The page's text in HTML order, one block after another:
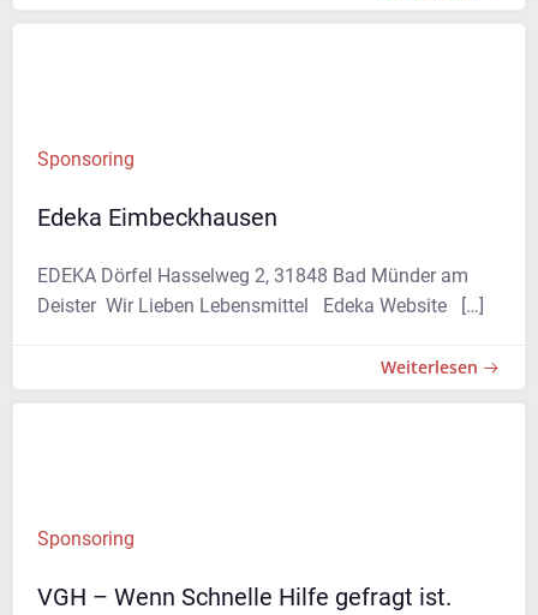
Sponsoring
Edeka Eimbeckhausen
EDEKA Dörfel Hasselweg 2, 31848 Bad Münder am
Deister Wir Lieben Lebensmittel Edeka Website […]
Weiterlesen
Sponsoring
VGH – Wenn Schnelle Hilfe gefragt ist.